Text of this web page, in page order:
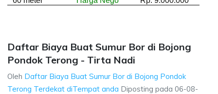
Daftar Biaya Buat Sumur Bor di Bojong
Pondok Terong - Tirta Nadi
Oleh Daftar Biaya Buat Sumur Bor di Bojong Pondok
Terong Terdekat diTempat anda Diposting pada 06-08-